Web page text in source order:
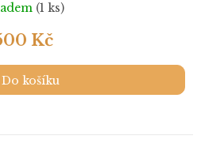
(1 ks)
Kč
Do košíku